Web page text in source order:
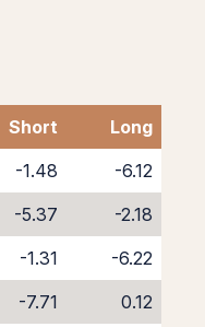
Short
Long
-1.48
-6.12
-5.37
-2.18
-1.31
-6.22
-7.71
0.12